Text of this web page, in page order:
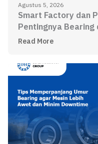
Smart Factory dan
Pentingnya
Agustus 5, 2026
Read More